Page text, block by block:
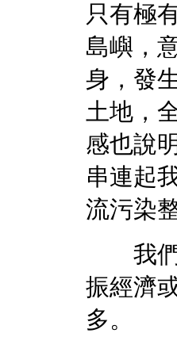
只有極
島嶼，
身，發
土地，
感也說
串連起
流污染
我們
振經濟
多。